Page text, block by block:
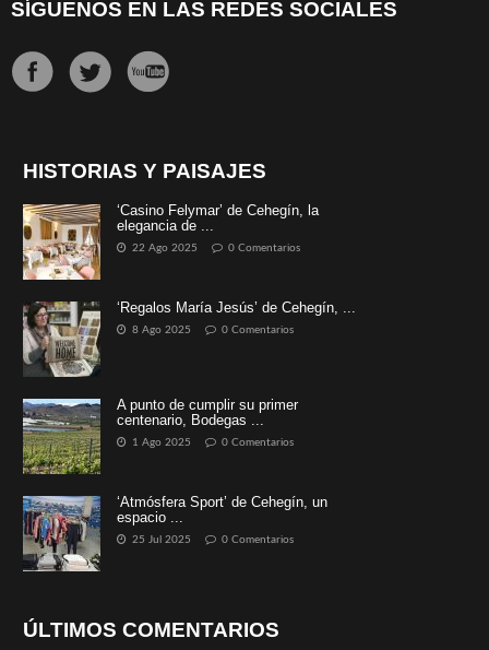
SÍGUENOS EN LAS REDES SOCIALES
HISTORIAS Y PAISAJES
‘Casino Felymar’ de Cehegín, la
elegancia de ...
22 Ago 2025 0 Comentarios
‘Regalos María Jesús’ de Cehegín, ...
8 Ago 2025 0 Comentarios
A punto de cumplir su primer
centenario, Bodegas ...
1 Ago 2025 0 Comentarios
‘Atmósfera Sport’ de Cehegín, un
espacio ...
25 Jul 2025 0 Comentarios
ÚLTIMOS COMENTARIOS